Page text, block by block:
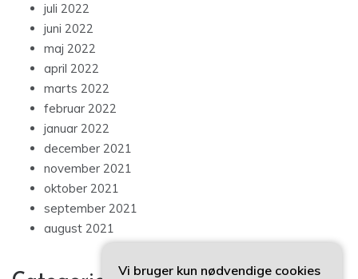
juli 2022
juni 2022
maj 2022
april 2022
marts 2022
februar 2022
januar 2022
december 2021
november 2021
oktober 2021
september 2021
august 2021
Vi bruger kun nødvendige cookies